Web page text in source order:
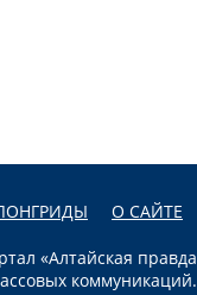
О САЙТЕ
«Алтайская